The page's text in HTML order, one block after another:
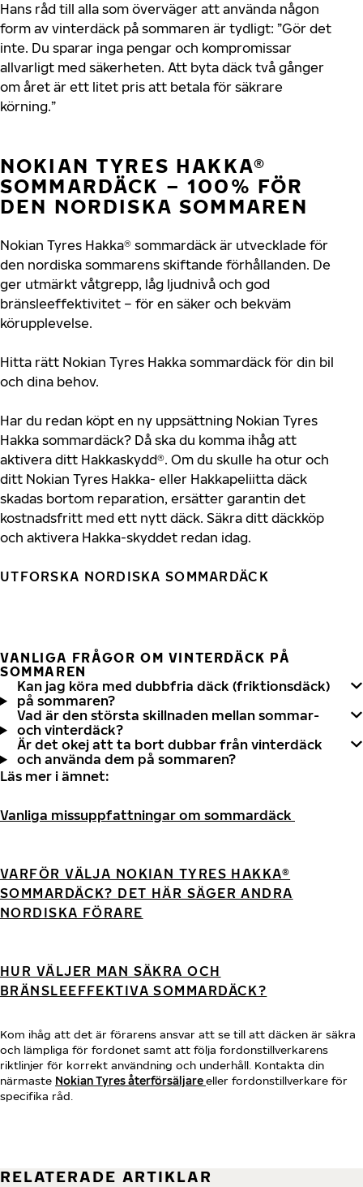
Hans råd till alla som överväger att använda någon
form av vinterdäck på sommaren är tydligt: ”Gör det
inte. Du sparar inga pengar och kompromissar
allvarligt med säkerheten. Att byta däck två gånger
om året är ett litet pris att betala för säkrare
körning.”
NOKIAN TYRES HAKKA®
SOMMARDÄCK – 100% FÖR
DEN NORDISKA SOMMAREN
Nokian Tyres Hakka® sommardäck är utvecklade för
den nordiska sommarens skiftande förhållanden. De
ger utmärkt våtgrepp, låg ljudnivå och god
bränsleeffektivitet – för en säker och bekväm
körupplevelse.
Hitta rätt Nokian Tyres Hakka sommardäck för din bil
och dina behov.
Har du redan köpt en ny uppsättning Nokian Tyres
Hakka sommardäck? Då ska du komma ihåg att
aktivera ditt Hakkaskydd®. Om du skulle ha otur och
ditt Nokian Tyres Hakka- eller Hakkapeliitta däck
skadas bortom reparation, ersätter garantin det
kostnadsfritt med ett nytt däck. Säkra ditt däckköp
och aktivera Hakka-skyddet redan idag.
UTFORSKA NORDISKA SOMMARDÄCK
VANLIGA FRÅGOR OM VINTERDÄCK PÅ
SOMMAREN
Kan jag köra med dubbfria däck (friktionsdäck)
på sommaren?
Vad är den största skillnaden mellan sommar-
och vinterdäck?
Är det okej att ta bort dubbar från vinterdäck
och använda dem på sommaren?
Läs mer i ämnet:
Vanliga missuppfattningar om sommardäck
VARFÖR VÄLJA NOKIAN TYRES HAKKA®
SOMMARDÄCK? DET HÄR SÄGER ANDRA
NORDISKA FÖRARE
HUR VÄLJER MAN SÄKRA OCH
BRÄNSLEEFFEKTIVA SOMMARDÄCK?
Kom ihåg att det är förarens ansvar att se till att däcken är säkra
och lämpliga för fordonet samt att följa fordonstillverkarens
riktlinjer för korrekt användning och underhåll. Kontakta din
närmaste Nokian Tyres återförsäljareeller fordonstillverkare för
specifika råd.
RELATERADE ARTIKLAR